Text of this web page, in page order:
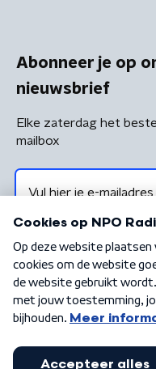
Abonneer je op
nieuwsbrief
Elke zaterdag het
mailbox
Algemene voorwaarden